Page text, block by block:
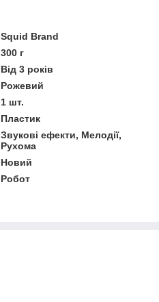
Squid Brand
300 г
Від 3 років
Рожевий
1 шт.
Пластик
Звукові ефекти, Мелодії,
Рухома
Новий
Робот